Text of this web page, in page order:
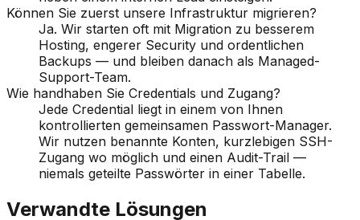
Können Sie zuerst unsere Infrastruktur migrieren?
Ja. Wir starten oft mit Migration zu besserem
Hosting, engerer Security und ordentlichen
Backups — und bleiben danach als Managed-
Support-Team.
Wie handhaben Sie Credentials und Zugang?
Jede Credential liegt in einem von Ihnen
kontrollierten gemeinsamen Passwort-Manager.
Wir nutzen benannte Konten, kurzlebigen SSH-
Zugang wo möglich und einen Audit-Trail —
niemals geteilte Passwörter in einer Tabelle.
Verwandte Lösungen